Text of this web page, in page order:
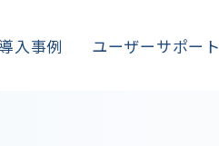
入事例 ユーザーサポート